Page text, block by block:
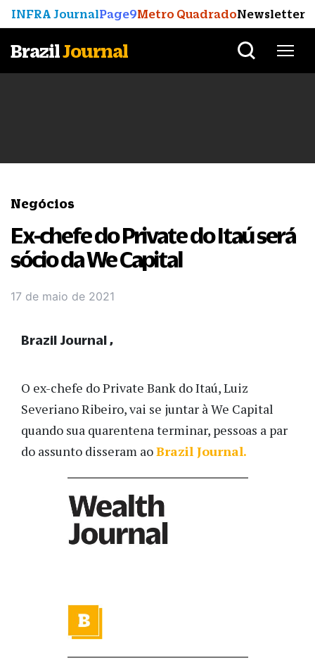
INFRA JournalPage9Metro QuadradoNewsletter
BrazilJournal
Negócios
Ex-chefe do Private do Itaú será
sócio da We Capital
17 de maio de 2021
O ex-chefe do Private Bank do Itaú, Luiz
Severiano Ribeiro, vai se juntar à We Capital
quando sua quarentena terminar, pessoas a par
do assunto disseram aoBrazil Journal.
Brazil Journal